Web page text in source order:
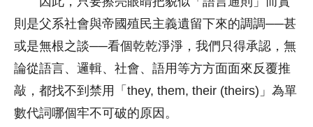
則是父系社會與帝國殖民主義遺留下來的調調──甚
或是無根之談──看個乾乾淨淨，我們只得承認，無
論從語言、邏輯、社會、語用等方方面面來反覆推
敲，都找不到禁用「they, them, their (theirs)」為單
數代詞哪個牢不可破的原因。